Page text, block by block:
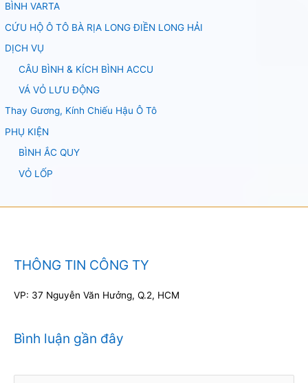
BÌNH VARTA
CỨU HỘ Ô TÔ BÀ RỊA LONG ĐIỀN LONG HẢI
DỊCH VỤ
CÂU BÌNH & KÍCH BÌNH ACCU
VÁ VỎ LƯU ĐỘNG
Thay Gương, Kính Chiếu Hậu Ô Tô
PHỤ KIỆN
BÌNH ẮC QUY
VỎ LỐP
THÔNG TIN CÔNG TY
VP: 37 Nguyễn Văn Hưởng, Q.2, HCM
Bình luận gần đây